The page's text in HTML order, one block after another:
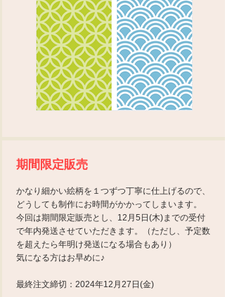
​期間限定販売
かなり細かい絵柄を１つずつ丁寧に仕上げるので、
どうしても制作にお時間がかかってしまいます。
今回は期間限定販売とし、12月5日(木)までの受付
で年内発送させていただきます。（ただし、予定数
を超えたら年明け発送になる場合もあり）
気になる方はお早めに♪
最終注文締切：2024年12月27日(金)